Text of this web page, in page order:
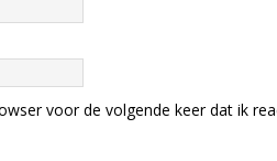
voor de volgende keer dat ik